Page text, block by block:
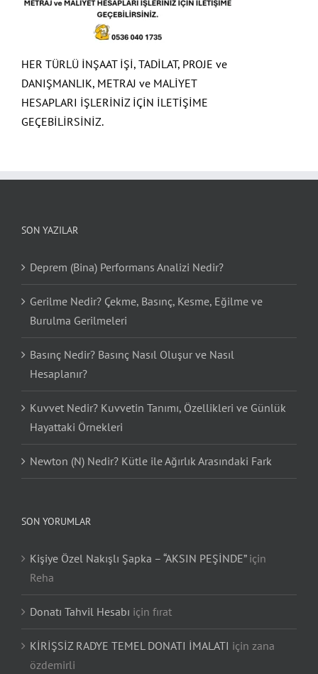
HER TÜRLÜ İNŞAAT İŞİ, TADİLAT, PROJE ve
DANIŞMANLIK, METRAJ ve MALİYET
HESAPLARI İŞLERİNİZ İÇİN İLETİŞİME
GEÇEBİLİRSİNİZ.
SON YAZILAR
Deprem (Bina) Performans Analizi Nedir?
Gerilme Nedir? Çekme, Basınç, Kesme, Eğilme ve
Burulma Gerilmeleri
Basınç Nedir? Basınç Nasıl Oluşur ve Nasıl
Hesaplanır?
Kuvvet Nedir? Kuvvetin Tanımı, Özellikleri ve Günlük
Hayattaki Örnekleri
Newton (N) Nedir? Kütle ile Ağırlık Arasındaki Fark
SON YORUMLAR
Kişiye Özel Nakışlı Şapka – “AKSIN PEŞİNDE”için
Reha
Donatı Tahvil Hesabı için fırat
KİRİŞSİZ RADYE TEMEL DONATI İMALATI için zana
özdemirli